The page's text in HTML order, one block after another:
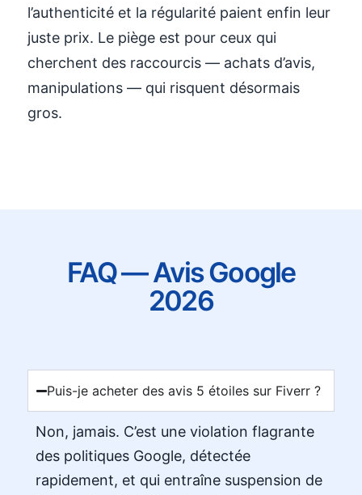
l’authenticité et la régularité paient enfin leur
juste prix. Le piège est pour ceux qui
cherchent des raccourcis — achats d’avis,
manipulations — qui risquent désormais
gros.
FAQ — Avis Google
2026
Puis-je acheter des avis 5 étoiles sur Fiverr ?
Non, jamais. C’est une violation flagrante
des politiques Google, détectée
rapidement, et qui entraîne suspension de